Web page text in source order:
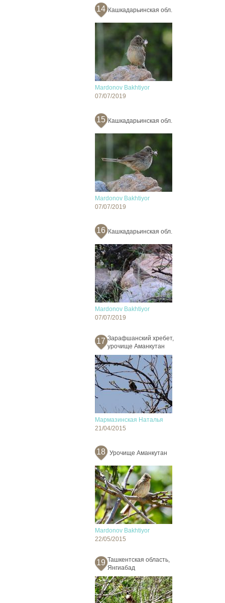
14 Кашкадарьинская обл.
Mardonov Bakhtiyor
07/07/2019
15 Кашкадарьинская обл.
Mardonov Bakhtiyor
07/07/2019
16 Кашкадарьинская обл.
Mardonov Bakhtiyor
07/07/2019
17 Зарафшанский хребет,
урочище Аманкутан
Мармазинская Наталья
21/04/2015
18 Урочище Аманкутан
Mardonov Bakhtiyor
22/05/2015
19 Ташкентская область,
Янгиабад